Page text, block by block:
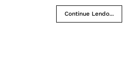
Continue Lendo...